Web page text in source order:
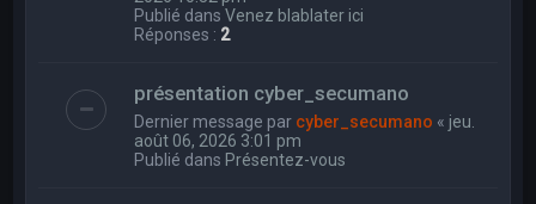
Publié dansVenez blablater ici
Réponses : 2
présentation cyber_secumano
Dernier message par cyber_secumano « jeu.
août 06, 2026 3:01 pm
Publié dans Présentez-vous